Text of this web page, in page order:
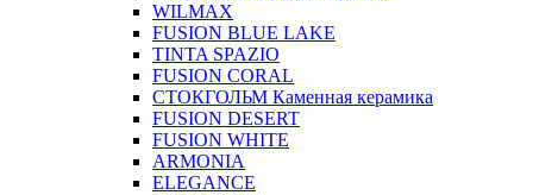
WILMAX
FUSION BLUE LAKE
TINTA SPAZIO
FUSION CORAL
СТОКГОЛЬМ Каменная керамика
FUSION DESERT
FUSION WHITE
ARMONIA
ELEGANCE